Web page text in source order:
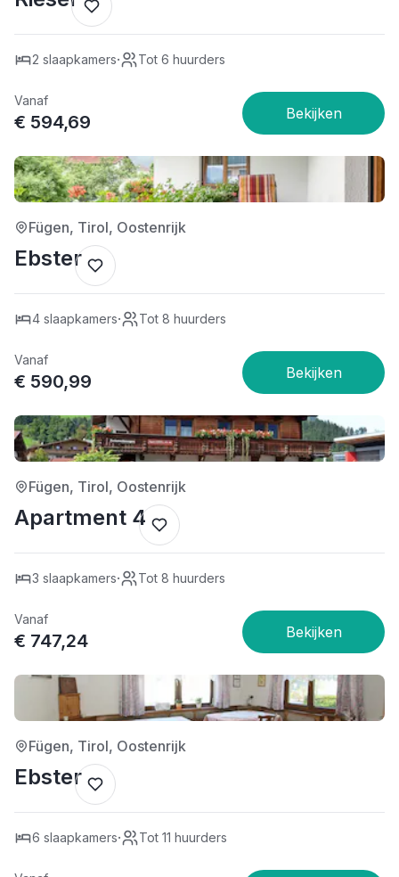
2 slaapkamers· Tot 6 huurders
Vanaf
€ 594,69
3/5
Fügen, Tirol, Oostenrijk
Ebster
4 slaapkamers· Tot 8 huurders
Vanaf
€ 590,99
3/5
Fügen, Tirol, Oostenrijk
Apartment 4
3 slaapkamers· Tot 8 huurders
Vanaf
€ 747,24
3/5
Fügen, Tirol, Oostenrijk
Ebster
6 slaapkamers· Tot 11 huurders